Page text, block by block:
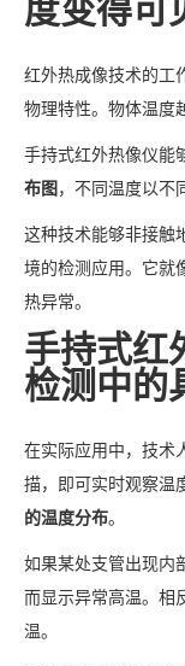
度变得可
红外热成像技术的工
物理特性。物体温度
手持式红外热像仪能
布图 ，不同温度以不
这种技术能够非接触
境的检测应用。它就
热异常。
手持式红
检测中的
在实际应用中，技术
描，即可实时观察温
的温度分布。
如果某处支管出现内
而显示异常高温。相
温。